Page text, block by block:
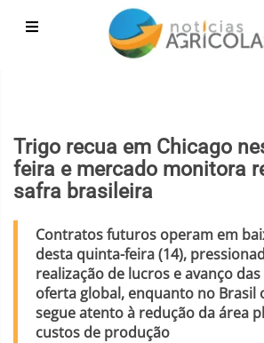
Trigo recua em Chicago
feira e mercado monitora
safra brasileira
Contratos futuros operam em
desta quinta-feira (14),
realização de lucros e avanço
oferta global, enquanto no Brasil
segue atento à redução da área
custos de produção